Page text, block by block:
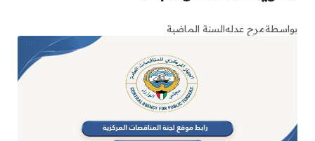
بواسطةمرح عدلهالسنة الماضية